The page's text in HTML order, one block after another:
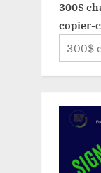
300$
copier-